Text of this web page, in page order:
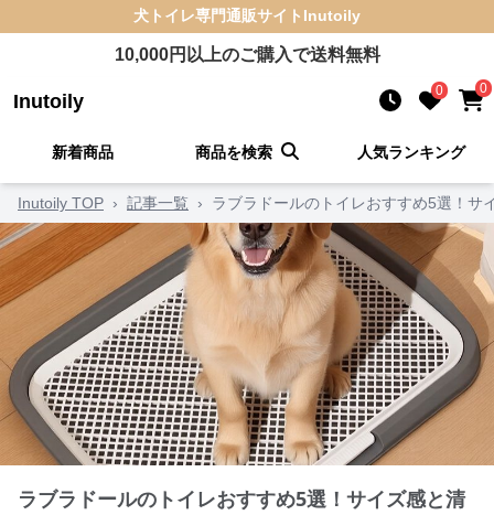
犬トイレ専門通販サイト Inutoily
10,000円以上のご購入で送料無料
Inutoily 0 0
新着商品 商品を検索 人気ランキング
Inutoily TOP › 記事一覧 › ラブラドールのトイレおすすめ5選！サ
ラブラドールのトイレおすすめ5選！サイズ感と清